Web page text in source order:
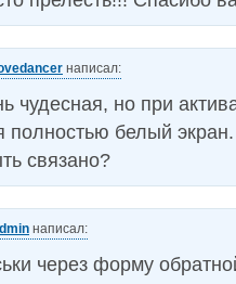
написал:
чудесная, но при
полностью белый
связано?
написал:
через форму